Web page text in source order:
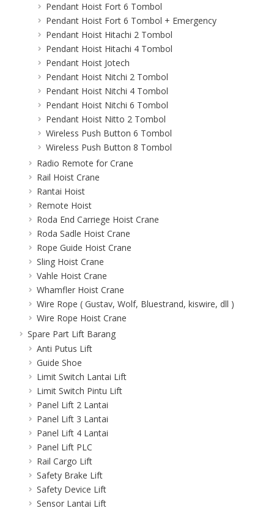
Pendant Hoist Fort 6 Tombol
Pendant Hoist Fort 6 Tombol + Emergency
Pendant Hoist Hitachi 2 Tombol
Pendant Hoist Hitachi 4 Tombol
Pendant Hoist Jotech
Pendant Hoist Nitchi 2 Tombol
Pendant Hoist Nitchi 4 Tombol
Pendant Hoist Nitchi 6 Tombol
Pendant Hoist Nitto 2 Tombol
Wireless Push Button 6 Tombol
Wireless Push Button 8 Tombol
Radio Remote for Crane
Rail Hoist Crane
Rantai Hoist
Remote Hoist
Roda End Carriege Hoist Crane
Roda Sadle Hoist Crane
Rope Guide Hoist Crane
Sling Hoist Crane
Vahle Hoist Crane
Whamfler Hoist Crane
Wire Rope ( Gustav, Wolf, Bluestrand, kiswire, dll )
Wire Rope Hoist Crane
Spare Part Lift Barang
Anti Putus Lift
Guide Shoe
Limit Switch Lantai Lift
Limit Switch Pintu Lift
Panel Lift 2 Lantai
Panel Lift 3 Lantai
Panel Lift 4 Lantai
Panel Lift PLC
Rail Cargo Lift
Safety Brake Lift
Safety Device Lift
Sensor Lantai Lift